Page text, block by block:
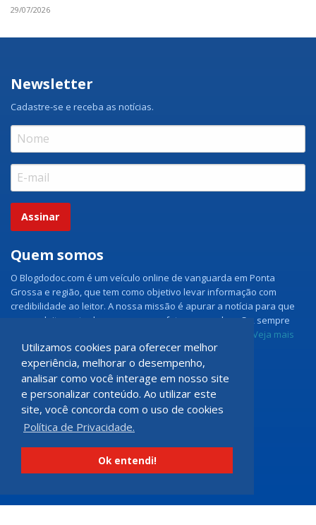
Utilizamos cookies para oferecer melhor
experiência, melhorar o desempenho,
analisar como você interage em nosso site
e personalizar conteúdo. Ao utilizar este
site, você concorda com o uso de cookies
Política de Privacidade.
Ok entendi!
29/07/2026
Newsletter
Cadastre-se e receba as notícias.
Assinar
Quem somos
O Blogdodoc.com é um veículo online de vanguarda em Ponta
Grossa e região, que tem como objetivo levar informação com
credibilidade ao leitor. A nossa missão é apurar a notícia para que
nossos leitores tenham acesso aos fatos como eles são, sempre
Veja mais
Grupo Doc.com
Rua Rio de Janeiro, 150 - Sala 102
CEP: 84070-060 - Nova Rússia
Ponta Grossa \ PR